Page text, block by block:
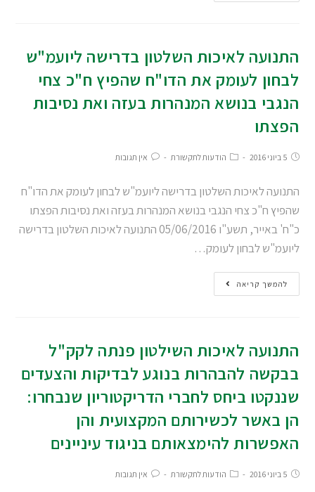
התנועה לאיכות השלטון בדרישה ליועמ"ש
לבחון לעומק את הדו"ח שהפיץ ח"כ צחי
הנגבי בנושא המנהרות בעזה ואת נסיבות
הפצתו
5 ביוני 2016 הודעות לתקשורת אין תגובות
התנועה לאיכות השלטון בדרישה ליועמ"ש לבחון לעומק את הדו"ח
שהפיץ ח"כ צחי הנגבי בנושא המנהרות בעזה ואת נסיבות הפצתו
כ"ח' באייר, תשע"ו 05/06/2016 התנועה לאיכות השלטון בדרישה
ליועמ"ש לבחון לעומק…
להמשך קריאה
התנועה לאיכות השילטון פנתה לקק"ל
בבקשה להבהרות בנוגע לבדיקות והצעדים
שננקטו ביחס לחברי הדריקטוריון שנבחרו:
הן באשר לכשירותם המקצועית והן
האפשרות להימצאותם בניגוד עיניינים
5 ביוני 2016 הודעות לתקשורת אין תגובות